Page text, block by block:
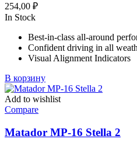
254,00 ₽
In Stock
Best-in-class all-around
Confident driving in all
Visual Alignment Indicators
В корзину
Add to wishlist
Compare
Matador MP-16 Stella 2